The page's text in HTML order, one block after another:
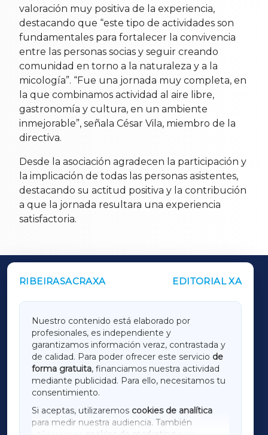
valoración muy positiva de la experiencia,
destacando que “este tipo de actividades son
fundamentales para fortalecer la convivencia
entre las personas socias y seguir creando
comunidad en torno a la naturaleza y a la
micología”. “Fue una jornada muy completa, en
la que combinamos actividad al aire libre,
gastronomía y cultura, en un ambiente
inmejorable”, señala César Vila, miembro de la
directiva.
Desde la asociación agradecen la participación y
la implicación de todas las personas asistentes,
destacando su actitud positiva y la contribución
a que la jornada resultara una experiencia
satisfactoria.
RIBEIRASACRAXA EDITORIAL XA
Nuestro contenido está elaborado por
profesionales, es independiente y
garantizamos información veraz, contrastada y
de calidad. Para poder ofrecer este servicio de
forma gratuita, financiamos nuestra actividad
mediante publicidad. Para ello, necesitamos tu
consentimiento.
Si aceptas, utilizaremos cookies de analítica
para medir nuestra audiencia. También
OUTROS PERIÓDICOS
LUGOXA
TERRACHAXA
AMARIÑAXA